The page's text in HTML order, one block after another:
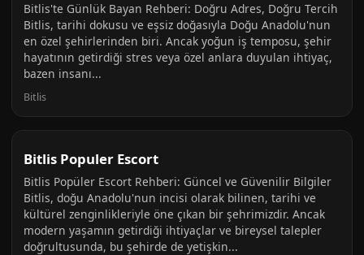
Bitlis'te Günlük Bayan Rehberi: Doğru Adres, Doğru Tercih
Bitlis, tarihi dokusu ve eşsiz doğasıyla Doğu Anadolu'nun
en özel şehirlerinden biri. Ancak yoğun iş temposu, şehir
hayatının getirdiği stres veya özel anlara duyulan ihtiyaç,
bazen insanı...
Bitlis
Bitlis Populer Escort
Bitlis Popüler Escort Rehberi: Güncel ve Güvenilir Bilgiler
Bitlis, doğu Anadolu'nun incisi olarak bilinen, tarihi ve
kültürel zenginlikleriyle öne çıkan bir şehrimizdir. Ancak
modern yaşamın getirdiği ihtiyaçlar ve bireysel talepler
doğrultusunda, bu şehirde de yetişkin...